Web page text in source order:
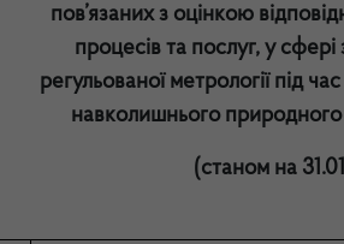
пов’язаних з оцінкою
процесів та послуг, у сфері
регульованої метрології під
навколишнього
(станом на